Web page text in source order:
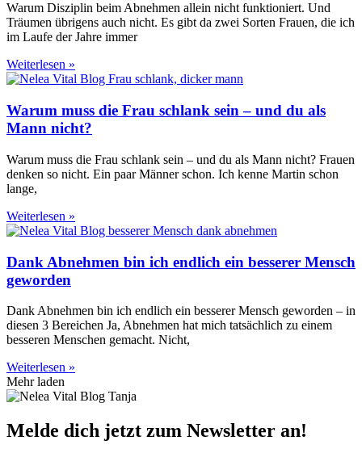
Warum Disziplin beim Abnehmen allein nicht funktioniert. Und
Träumen übrigens auch nicht. Es gibt da zwei Sorten Frauen, die ich
im Laufe der Jahre immer
Weiterlesen »
Warum muss die Frau schlank sein – und du als
Mann nicht?
Warum muss die Frau schlank sein – und du als Mann nicht? Frauen
denken so nicht. Ein paar Männer schon. Ich kenne Martin schon
lange,
Weiterlesen »
Dank Abnehmen bin ich endlich ein besserer Mensch
geworden
Dank Abnehmen bin ich endlich ein besserer Mensch geworden – in
diesen 3 Bereichen Ja, Abnehmen hat mich tatsächlich zu einem
besseren Menschen gemacht. Nicht,
Weiterlesen »
Mehr laden
Melde dich jetzt zum Newsletter an!